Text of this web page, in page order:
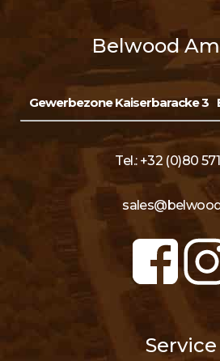
Belwood
Gewerbezone Kaiserbaracke 3
Tel.: +32 (0)80
Service